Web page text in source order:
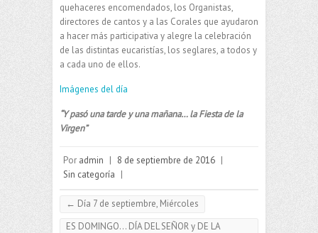
quehaceres encomendados, los Organistas,
directores de cantos y a las Corales que ayudaron
a hacer más participativa y alegre la celebración
de las distintas eucaristías, los seglares, a todos y
a cada uno de ellos.
Imágenes del día
“Y pasó una tarde y una mañana… la Fiesta de la
Virgen”
Por admin | 8 de septiembre de 2016 |
Sin categoría |
← Día 7 de septiembre, Miércoles
ES DOMINGO… DÍA DEL SEÑOR y DE LA